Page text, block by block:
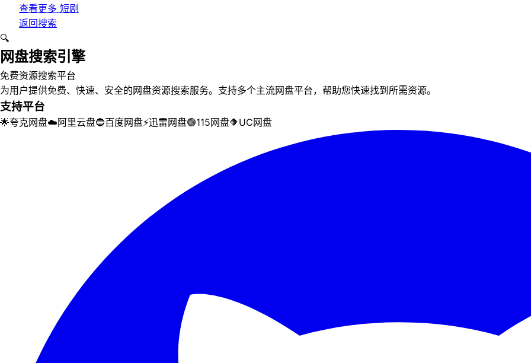
查看更多 短剧
返回搜索
🔍
网盘搜索引擎
免费资源搜索平台
为用户提供免费、快速、安全的网盘资源搜索服务。支持多个主流网盘平台，帮助您快速找到所需资源。
支持平台
🌟夸克网盘☁️阿里云盘🔵百度网盘⚡迅雷网盘🟢115网盘🔶UC网盘